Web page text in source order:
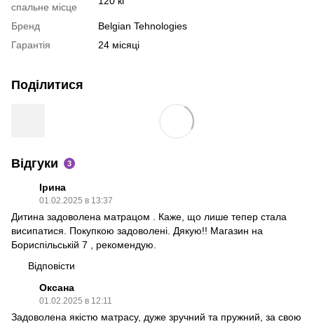
спальне місце
Бренд
Belgian Tehnologies
Гарантія
24 місяці
Поділитися
Відгуки 3
Ірина
01.02.2025 в 13:37
Дитина задоволена матрацом . Каже, що лише тепер стала
висипатися. Покупкою задоволені. Дякую!! Магазин на
Бориспільській 7 , рекомендую.
Відповісти
Оксана
01.02.2025 в 12:11
Задоволена якістю матрасу, дуже зручний та пружний, за свою